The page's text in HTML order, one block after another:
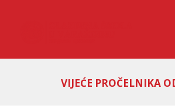
VIJEĆE PROČELNIKA